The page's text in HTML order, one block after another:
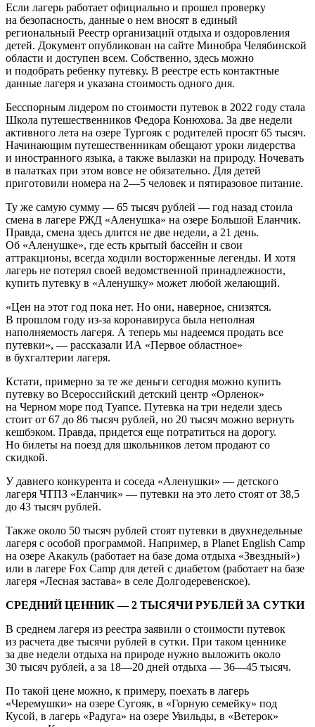
Если лагерь работает официально и прошел проверку
на безопасность, данные о нем вносят в единый
региональный Реестр организаций отдыха и оздоровления
детей. Документ опубликован на сайте Минобра Челябинской
области и доступен всем. Собственно, здесь можно
и подобрать ребенку путевку. В реестре есть контактные
данные лагеря и указана стоимость одного дня.
Бесспорным лидером по стоимости путевок в 2022 году стала
Школа путешественников Федора Конюхова. За две недели
активного лета на озере Тургояк с родителей просят 65 тысяч.
Начинающим путешественникам обещают уроки лидерства
и иностранного языка, а также вылазки на природу. Ночевать
в палатках при этом вовсе не обязательно. Для детей
приготовили номера на 2—5 человек и пятиразовое питание.
Ту же самую сумму — 65 тысяч рублей — год назад стоила
смена в лагере РЖД «Аленушка» на озере Большой Еланчик.
Правда, смена здесь длится не две недели, а 21 день.
Об «Аленушке», где есть крытый бассейн и свои
аттракционы, всегда ходили восторженные легенды. И хотя
лагерь не потерял своей ведомственной принадлежности,
купить путевку в «Аленушку» может любой желающий.
«Цен на этот год пока нет. Но они, наверное, снизятся.
В прошлом году из-за коронавируса была неполная
наполняемость лагеря. А теперь мы надеемся продать все
путевки», — рассказали ИА «Первое областное»
в бухгалтерии лагеря.
Кстати, примерно за те же деньги сегодня можно купить
путевку во Всероссийский детский центр «Орленок»
на Черном море под Туапсе. Путевка на три недели здесь
стоит от 67 до 86 тысяч рублей, но 20 тысяч можно вернуть
кешбэком. Правда, придется еще потратиться на дорогу.
Но билеты на поезд для школьников летом продают со
скидкой.
У давнего конкурента и соседа «Аленушки» — детского
лагеря ЧТПЗ «Еланчик» — путевки на это лето стоят от 38,5
до 43 тысяч рублей.
Также около 50 тысяч рублей стоят путевки в двухнедельные
лагеря с особой программой. Например, в Planet English Camp
на озере Акакуль (работает на базе дома отдыха «Звездный»)
или в лагере Fox Camp для детей с диабетом (работает на базе
лагеря «Лесная застава» в селе Долгодеревенское).
СРЕДНИЙ ЦЕННИК — 2 ТЫСЯЧИ РУБЛЕЙ ЗА СУТКИ
В среднем лагеря из реестра заявили о стоимости путевок
из расчета две тысячи рублей в сутки. При таком ценнике
за две недели отдыха на природе нужно выложить около
30 тысяч рублей, а за 18—20 дней отдыха — 36—45 тысяч.
По такой цене можно, к примеру, поехать в лагерь
«Черемушки» на озере Сугояк, в «Горную семейку» под
Кусой, в лагерь «Радуга» на озере Увильды, в «Ветерок»